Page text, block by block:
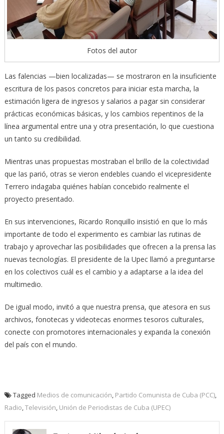
Fotos del autor
Las falencias —bien localizadas— se mostraron en la insuficiente
escritura de los pasos concretos para iniciar esta marcha, la
estimación ligera de ingresos y salarios a pagar sin considerar
prácticas económicas básicas, y los cambios repentinos de la
línea argumental entre una y otra presentación, lo que cuestiona
un tanto su credibilidad.
Mientras unas propuestas mostraban el brillo de la colectividad
que las parió, otras se vieron endebles cuando el vicepresidente
Terrero indagaba quiénes habían concebido realmente el
proyecto presentado.
En sus intervenciones, Ricardo Ronquillo insistió en que lo más
importante de todo el experimento es cambiar las rutinas de
trabajo y aprovechar las posibilidades que ofrecen a la prensa las
nuevas tecnologías. El presidente de la Upec llamó a preguntarse
en los colectivos cuál es el cambio y a adaptarse a la idea del
multimedio.
De igual modo, invitó a que nuestra prensa, que atesora en sus
archivos, fonotecas y videotecas enormes tesoros culturales,
conecte con promotores internacionales y expanda la conexión
del país con el mundo.
Tagged Medios de comunicación, Partido Comunista de Cuba (PCC),
Radio,Televisión, Unión de Periodistas de Cuba (UPEC)